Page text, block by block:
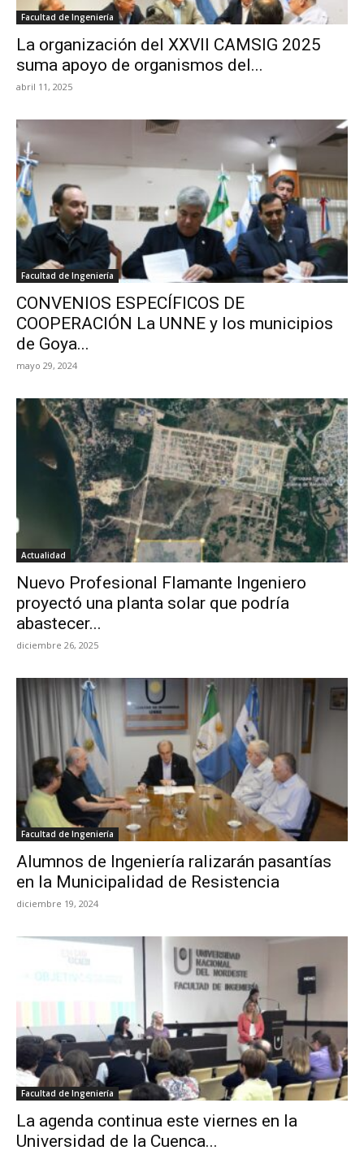
Facultad de Ingeniería
La organización del XXVII CAMSIG 2025
suma apoyo de organismos del...
abril 11, 2025
Facultad de Ingeniería
CONVENIOS ESPECÍFICOS DE
COOPERACIÓN La UNNE y los municipios
de Goya...
mayo 29, 2024
Actualidad
Nuevo Profesional Flamante Ingeniero
proyectó una planta solar que podría
abastecer...
diciembre 26, 2025
Facultad de Ingeniería
Alumnos de Ingeniería ralizarán pasantías
en la Municipalidad de Resistencia
diciembre 19, 2024
Facultad de Ingeniería
La agenda continua este viernes en la
Universidad de la Cuenca...